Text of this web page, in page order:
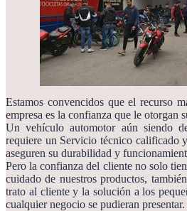
Estamos convencidos que el recurso
empresa es la confianza que le otorgan
Un vehículo automotor aún siendo
requiere un Servicio técnico calificado
aseguren su durabilidad y
Pero la confianza del cliente no solo
cuidado de nuestros productos,
trato al cliente y la solución a los
cualquier negocio se pudieran presentar.